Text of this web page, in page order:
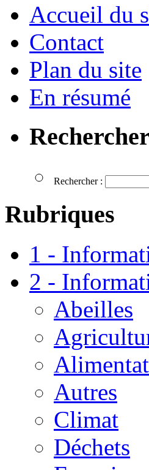
Accueil du
Contact
Plan du site
En résumé
Rechercher
Rechercher :
Rubriques
1 -
2 -
Abeilles
Autres
Climat
Déchets